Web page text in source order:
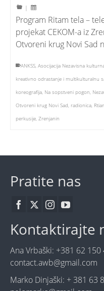
|
Program Ritam tela –
projekat CEKOM-a iz
Otvoreni krug Novi Sad
ANKSS, Asocijacija Nezavisna
kreativno odrastanje i multikulturalnu
koreografija, Na sopstveni pogon,
Otvoreni krug Novi Sad, radionica,
perkusije, Zrenjanin
Pratite nas
Kontaktirajte
Ana Vrbaški: +381 62 150
contact.awb@gmail.com
Marko Dinjaški: + 381 63